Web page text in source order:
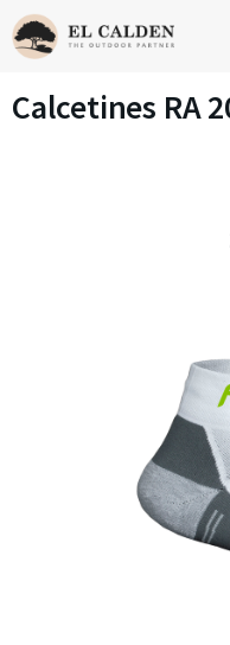
Calcetines RA